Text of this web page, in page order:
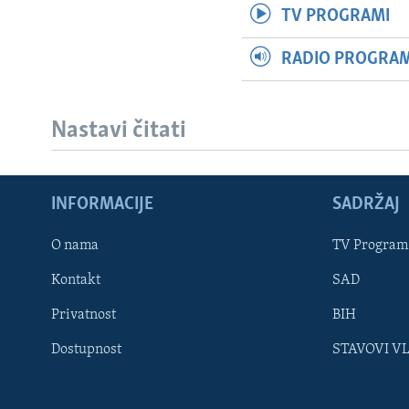
Learning English
TV PROGRAMI
RADIO
Nastavi čitati
INFORMACIJE
O nama
Kontakt
Privatnost
Dostupnost
SADRŽAJ
TV Program
SAD
BIH
STAVOVI